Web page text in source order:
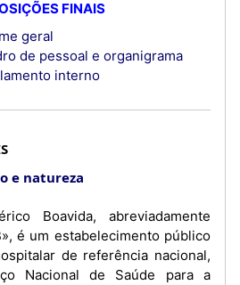
FINAIS
geral
de pessoal e organigrama
interno
e natureza
é um estabelecimento público
de referência nacional,
Nacional de Saúde para a